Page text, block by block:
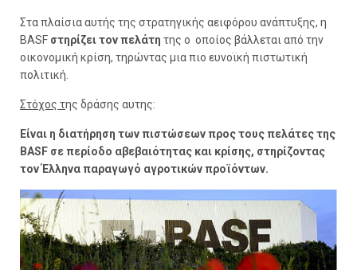
Στα πλαίσια αυτής της στρατηγικής αειφόρου ανάπτυξης, η
BASF στηρίζει τον πελάτη της o οποίος βάλλεται από την
οικονομική κρίση, τηρώντας μια πιο ευνοϊκή πιστωτική
πολιτική.
Στόχος της δράσης αυτης:
Είναι η διατήρηση των πιστώσεων προς τους πελάτες της
BASF σε περίοδο αβεβαιότητας και κρίσης, στηρίζοντας
τον Έλληνα παραγωγό αγροτικών προϊόντων.